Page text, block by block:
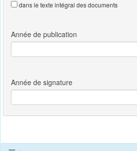
dans le texte intégral des documents